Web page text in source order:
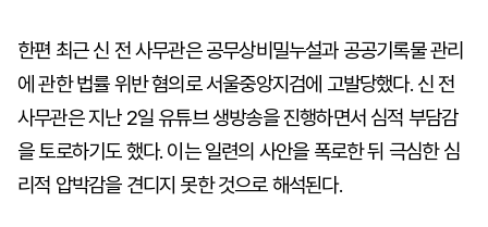
한편 최근 신 전 사무관은 공무상비밀누설과 공공기록물 관리
에 관한 법률 위반 혐의로 서울중앙지검에 고발당했다. 신 전
사무관은 지난 2일 유튜브 생방송을 진행하면서 심적 부담감
을 토로하기도 했다. 이는 일련의 사안을 폭로한 뒤 극심한 심
리적 압박감을 견디지 못한 것으로 해석된다.